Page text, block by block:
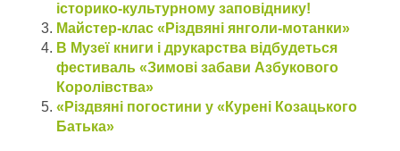
історико-культурному заповіднику!
Майстер-клас «Різдвяні янголи-мотанки»
В Музеї книги і друкарства відбудеться
фестиваль «Зимові забави Азбукового
Королівства»
«Різдвяні погостини у «Курені Козацького
Батька»